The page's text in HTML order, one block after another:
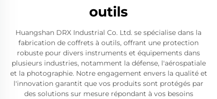
outils
Huangshan DRX Industrial Co. Ltd. se spécialise dans la
fabrication de coffrets à outils, offrant une protection
robuste pour divers instruments et équipements dans
plusieurs industries, notamment la défense, l'aérospatiale
et la photographie. Notre engagement envers la qualité et
l'innovation garantit que vos produits sont protégés par
des solutions sur mesure répondant à vos besoins